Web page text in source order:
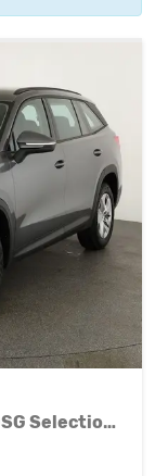
1.5 TSI mHEV 110 kW Selection DSG Selection, AHK, Navi, Side, Kamera, Winter, 4 J.- Garantie